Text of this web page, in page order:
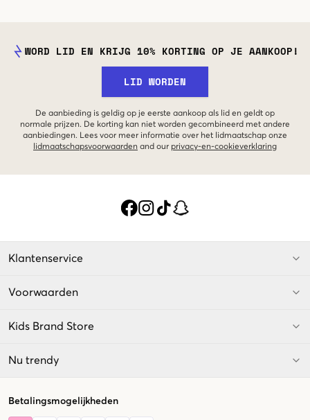
WORD LID EN KRIJG 10% KORTING OP JE AANKOOP!
LID WORDEN
De aanbieding is geldig op je eerste aankoop als lid en geldt op
normale prijzen. De korting kan niet worden gecombineerd met andere
aanbiedingen. Lees voor meer informatie over het lidmaatschap onze
lidmaatschapsvoorwaarden and our privacy-en-cookieverklaring
Klantenservice
Voorwaarden
Kids Brand Store
Nu trendy
Betalingsmogelijkheden